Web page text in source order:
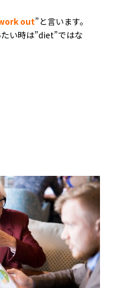
out”と言います。
い時は”diet”ではな